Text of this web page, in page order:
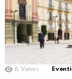
6 Views